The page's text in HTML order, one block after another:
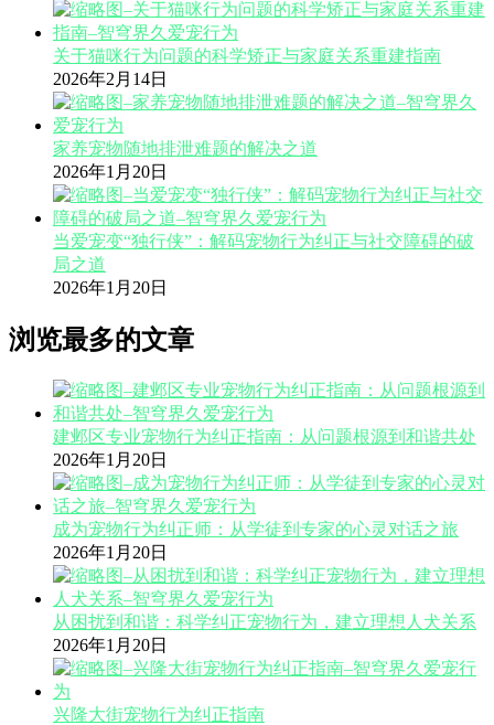
关于猫咪行为问题的科学矫正与家庭关系重建指南
2026年2月14日
家养宠物随地排泄难题的解决之道
2026年1月20日
当爱宠变“独行侠”：解码宠物行为纠正与社交障碍的破
局之道
2026年1月20日
浏览最多的文章
建邺区专业宠物行为纠正指南：从问题根源到和谐共处
2026年1月20日
成为宠物行为纠正师：从学徒到专家的心灵对话之旅
2026年1月20日
从困扰到和谐：科学纠正宠物行为，建立理想人犬关系
2026年1月20日
兴隆大街宠物行为纠正指南